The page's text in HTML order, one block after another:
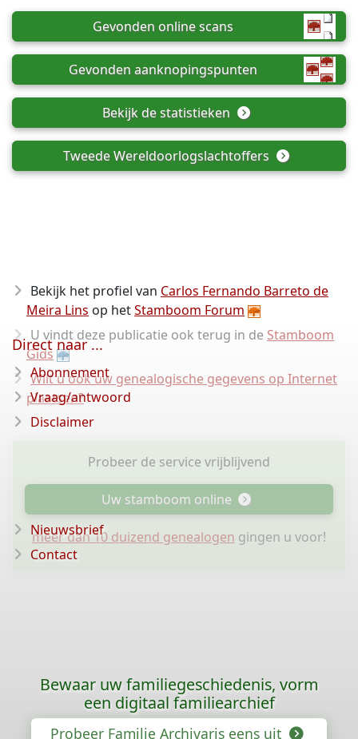
Gevonden online scans
Gevonden aanknopingspunten
Bekijk de statistieken
Tweede Wereldoorlogslachtoffers
Bekijk het profiel van Carlos Fernando Barreto de
Meira Lins op hetStamboom Forum
U vindt deze publicatie ook terug in de Stamboom
Gids
Wilt u ook uw genealogische gegevens op Internet
plaatsen?
Probeer de service vrijblijvend
Uw stamboom online
meer dan 10 duizend genealogen gingen u voor!
Direct naar ...
Abonnement
Vraag/antwoord
Disclaimer
Nieuwsbrief
Contact
Bewaar uw familiegeschiedenis, vorm
een digitaal familiearchief
Probeer Familie Archivaris eens uit